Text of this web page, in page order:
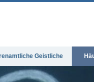
Geistliche